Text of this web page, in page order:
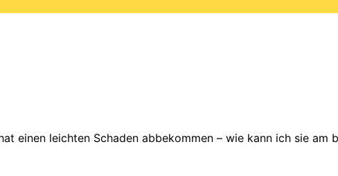
einen leichten Schaden abbekommen – wie kann ich sie am